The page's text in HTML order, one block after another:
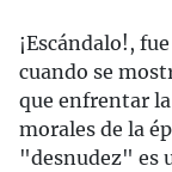
¡Escándalo!,
cuando se
que enfrentar
morales de la
"desnudez" es